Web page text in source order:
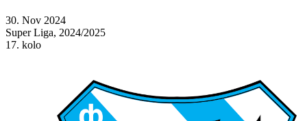
30. Nov 2024
Super Liga, 2024/2025
17. kolo